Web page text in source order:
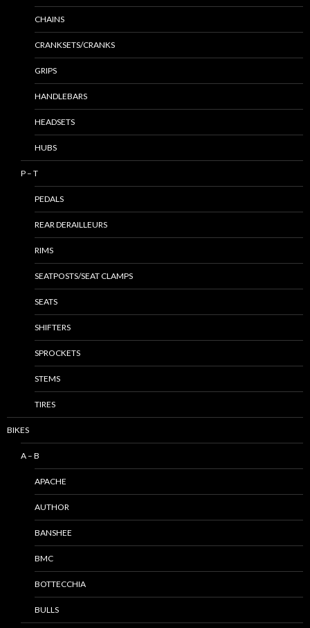
CHAINS
CRANKSETS/CRANKS
GRIPS
HANDLEBARS
HEADSETS
HUBS
P – T
PEDALS
REAR DERAILLEURS
RIMS
SEATPOSTS/SEAT CLAMPS
SEATS
SHIFTERS
SPROCKETS
STEMS
TIRES
BIKES
A – B
APACHE
AUTHOR
BANSHEE
BMC
BOTTECCHIA
BULLS